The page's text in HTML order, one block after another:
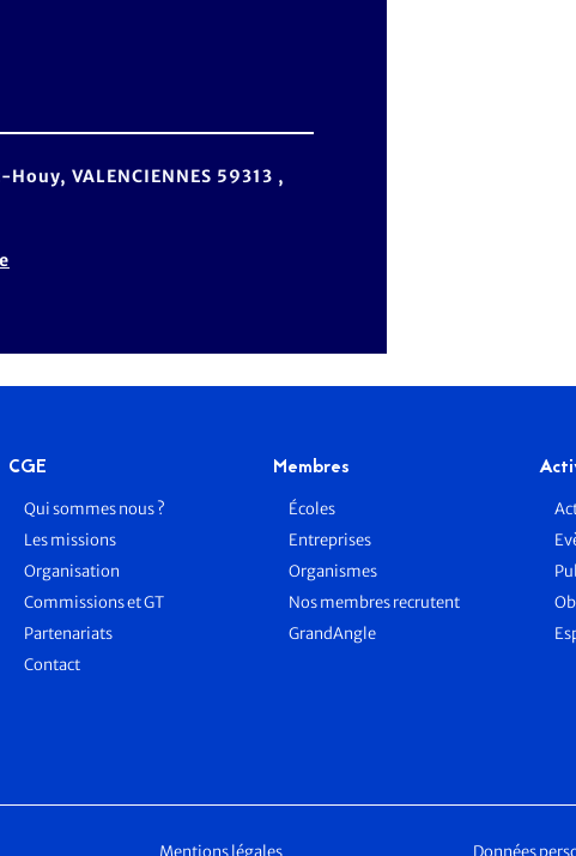
VALENCIENNES 59313 ,
CGE
Qui sommes nous ?
Les missions
Organisation
Commissions et GT
Partenariats
Contact
Membres
Écoles
Entreprises
Organismes
Nos membres recrutent
GrandAngle